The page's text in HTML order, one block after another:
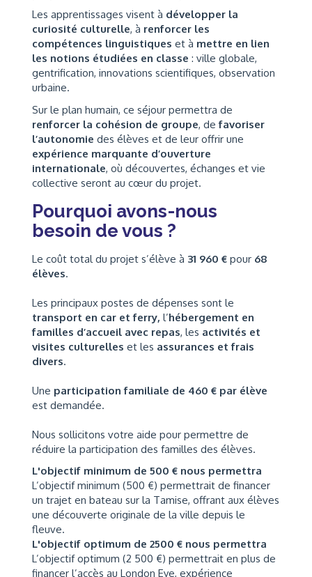
Les apprentissages visent à développer la
curiosité culturelle, à renforcer les
compétences linguistiques et à mettre en lien
les notions étudiées en classe : ville globale,
gentrification, innovations scientifiques, observation
urbaine.
Sur le plan humain, ce séjour permettra de
renforcer la cohésion de groupe, defavoriser
l’autonomie des élèves et de leur offrir une
expérience marquante d’ouverture
internationale, où découvertes, échanges et vie
collective seront au cœur du projet.
Pourquoi avons-nous
besoin de vous ?
Le coût total du projet s’élève à 31 960 € pour 68
élèves.
Les principaux postes de dépenses sont le
transport en car et ferry, l’hébergement en
familles d’accueil avec repas, les activités et
visites culturelles et les assurances et frais
divers.
Une participation familiale de 460 € par élève
est demandée.
Nous sollicitons votre aide pour permettre de
réduire la participation des familles des élèves.
L'objectif minimum de 500 € nous permettra
L’objectif minimum (500 €) permettrait de financer
un trajet en bateau sur la Tamise, offrant aux élèves
une découverte originale de la ville depuis le
fleuve.
L'objectif optimum de 2500 € nous permettra
L’objectif optimum (2 500 €) permettrait en plus de
financer l’accès au London Eye, expérience